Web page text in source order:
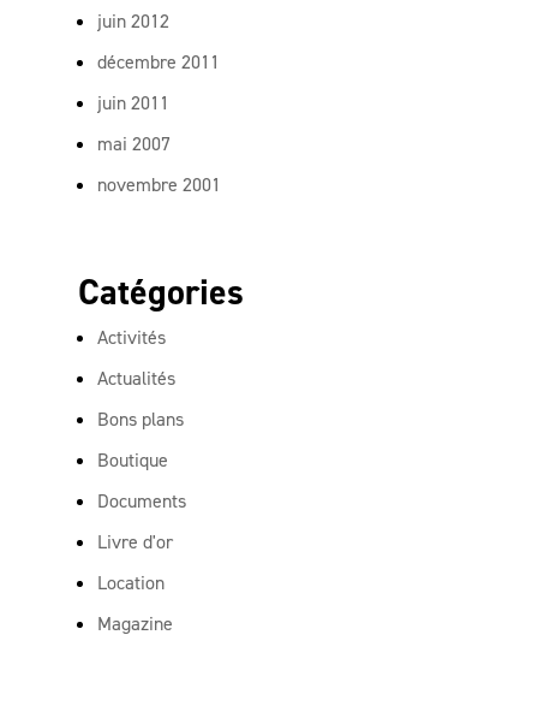
juin 2012
décembre 2011
juin 2011
mai 2007
novembre 2001
Catégories
Activités
Actualités
Bons plans
Boutique
Documents
Livre d'or
Location
Magazine